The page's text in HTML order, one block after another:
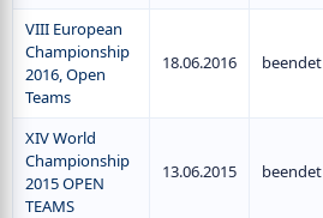
VIII European
Championship
2016, Open
Teams
18.06.2016 beendet
XIV World
Championship
2015 OPEN
TEAMS
13.06.2015 beendet